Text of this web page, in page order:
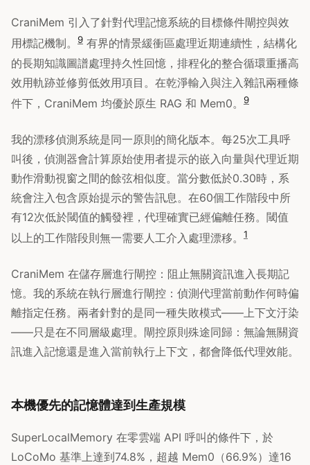
CraniMem 引入了針對代理記憶系統的目標條件閘控與效
用標記機制。
9 有界的情景緩衝區處理近期連續性，結構化
的長期知識圖譜處理持久性回憶，排程化的整合循環重播高
效用軌跡並修剪低效用項目。在乾淨輸入與注入雜訊兩種條
件下，CraniMem 均優於原生 RAG 和 Mem0。
9
我的漂移偵測系統是同一原則的簡化版本。每25次工具呼
叫後，偵測器會計算原始使用者提示的嵌入向量與代理近期
動作滑動視窗之間的餘弦相似度。當分數低於0.30時，系
統會注入包含原始提示的警告訊息。在60個工作階段中所
有12次低於閾值的觸發裡，代理確實已經偏離任務。閾值
以上的工作階段則無一需要人工介入處理漂移。
1
CraniMem 在儲存層進行閘控：阻止無關資訊進入長期記
憶。我的系統在執行層進行閘控：偵測代理當前動作何時偏
離指定任務。兩者針對的是同一種失敗模式——上下文汙染
——只是在不同層級處理。閘控原則殊途同歸：無論無關資
訊進入記憶還是進入當前執行上下文，都會降低代理效能。
本機優先的記憶體達到生產規模
SuperLocalMemory 在零雲端 API 呼叫的條件下，於
LoCoMo 基準上達到74.8%，超越 Mem0（66.9%）達16